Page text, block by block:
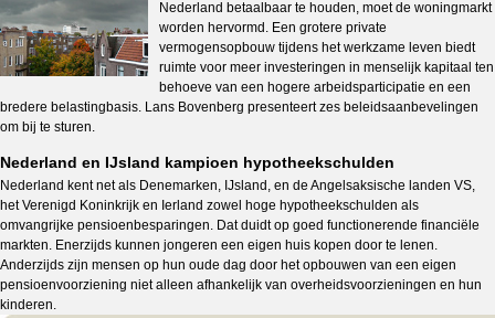
Nederland betaalbaar te houden, moet de woningmarkt
worden hervormd. Een grotere private
vermogensopbouw tijdens het werkzame leven biedt
ruimte voor meer investeringen in menselijk kapitaal ten
behoeve van een hogere arbeidsparticipatie en een
bredere belastingbasis. Lans Bovenberg presenteert zes beleidsaanbevelingen
om bij te sturen.
Nederland en IJsland kampioen hypotheekschulden
Nederland kent net als Denemarken, IJsland, en de Angelsaksische landen VS,
het Verenigd Koninkrijk en Ierland zowel hoge hypotheekschulden als
omvangrijke pensioenbesparingen. Dat duidt op goed functionerende financiële
markten. Enerzijds kunnen jongeren een eigen huis kopen door te lenen.
Anderzijds zijn mensen op hun oude dag door het opbouwen van een eigen
pensioenvoorziening niet alleen afhankelijk van overheidsvoorzieningen en hun
kinderen.